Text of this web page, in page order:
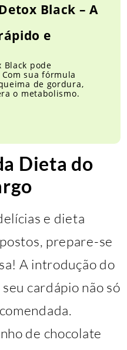
Black – A
e
Black pode
sua fórmula
de gordura,
o metabolismo.
Dieta do
e dieta
prepare-se
A introdução do
seu cardápio não só
de chocolate